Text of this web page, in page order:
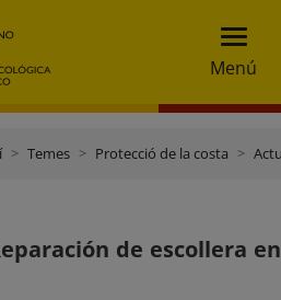
Menú
Temes Protecció de la costa
de escollera en